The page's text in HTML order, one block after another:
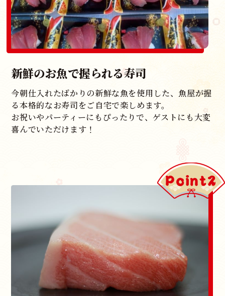
新鮮のお魚で握られる寿司
今朝仕入れたばかりの新鮮な魚を使用した、魚屋が握
る本格的なお寿司をご自宅で楽しめます。
お祝いやパーティーにもぴったりで、ゲストにも大変
喜んでいただけます！
Point2